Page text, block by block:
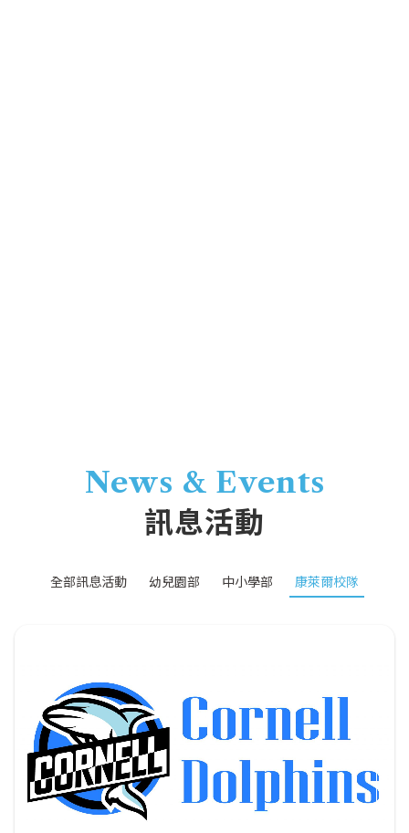
News & Events
訊息活動
全部訊息活動 幼兒園部 中小學部 康萊爾校隊